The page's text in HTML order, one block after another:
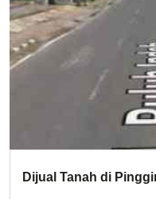
Dijual Tanah di